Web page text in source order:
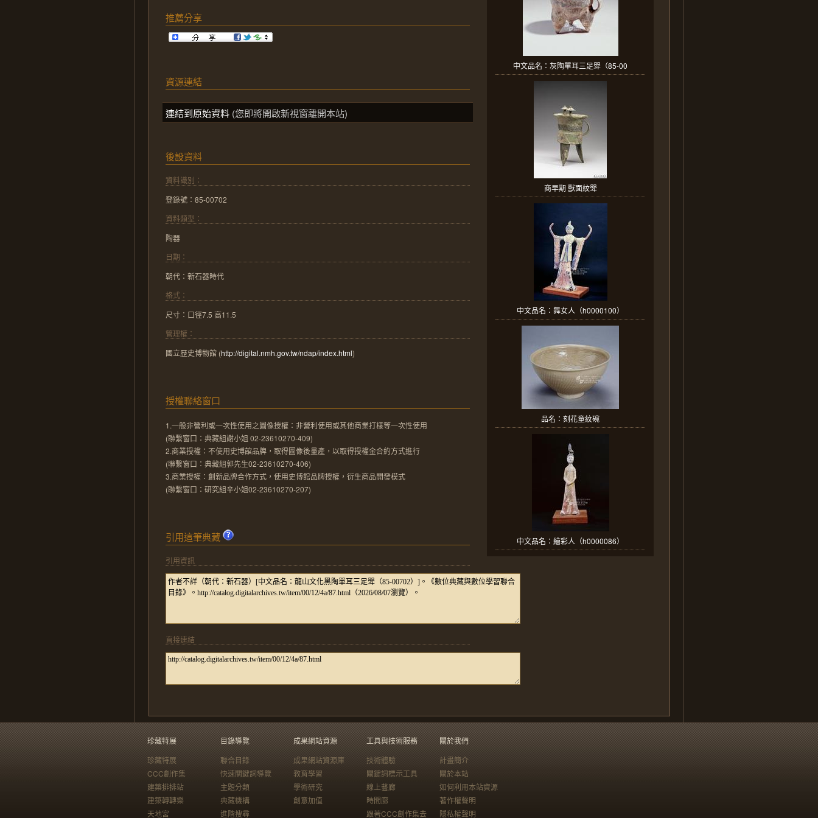
推薦分享
資源連結
連結到原始資料 (您即將開啟新視窗離開本站)
後設資料
資料識別：
登錄號：85-00702
資料類型：
陶器
日期：
朝代：新石器時代
格式：
尺寸：口徑7.5 高11.5
管理權：
國立歷史博物館 (http://digital.nmh.gov.tw/ndap/index.html)
授權聯絡窗口
1.一般非營利或一次性使用之圖像授權：非營利使用或其他商業打樣等一次性使用
(聯繫窗口：典藏組謝小姐 02-23610270-409)
2.商業授權：不使用史博館品牌，取得圖像後量產，以取得授權金合約方式進行
(聯繫窗口：典藏組郭先生02-23610270-406)
3.商業授權：創新品牌合作方式，使用史博館品牌授權，衍生商品開發模式
(聯繫窗口：研究組辛小姐02-23610270-207)
引用這筆典藏
引用資訊
直接連結
中文品名：灰陶單耳三足斝（85-00
商早期 獸面紋斝
中文品名：舞女人（h0000100）
品名：刻花童紋碗
中文品名：繪彩人（h0000086）
珍藏特展
珍藏特展
CCC創作集
建築排排站
建築轉轉樂
天地宮
目錄導覽
聯合目錄
快速關鍵詞導覽
主題分類
典藏機構
進階搜尋
成果網站資源
成果網站資源庫
教育學習
學術研究
創意加值
工具與技術服務
技術體驗
關鍵詞標示工具
線上藝廊
時間廊
跟著CCC創作集去
關於我們
計畫簡介
關於本站
如何利用本站資源
著作權聲明
隱私權聲明